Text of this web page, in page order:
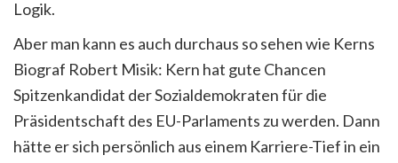
Logik.
Aber man kann es auch durchaus so sehen wie Kerns
Biograf Robert Misik: Kern hat gute Chancen
Spitzenkandidat der Sozialdemokraten für die
Präsidentschaft des EU-Parlaments zu werden. Dann
hätte er sich persönlich aus einem Karriere-Tief in ein